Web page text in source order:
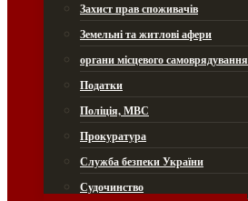
Захист прав споживачів
Земельні та житлові афери
органи місцевого самоврядування
Податки
Поліція, МВС
Прокуратура
Служба безпеки України
Судочинство